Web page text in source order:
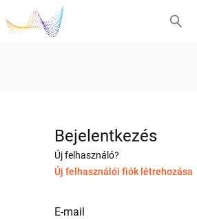
Bejelentkezés
Új felhasználó?
Új felhasználói fiók létrehozása
E-mail